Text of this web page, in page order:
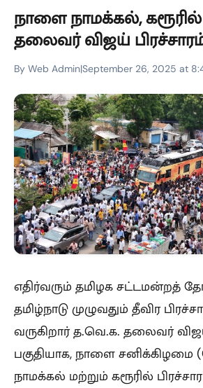
நாளை நாமக்கல்,
தலைவர் விஜய்
By Web Admin|September 26, 2025 at
எதிர்வரும் தமிழக சட்டமன்றத்
தமிழ்நாடு முழுவதும் தீவிர
வருகிறார் த.வெ.க. தலைவர்
பகுதியாக, நாளை சனிக்கிழமை
நாமக்கல் மற்றும் கரூரில்